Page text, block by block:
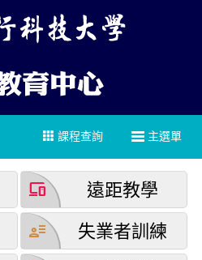
主選單
課程查詢
devices 遠距教學
user_attributes 失業者訓練